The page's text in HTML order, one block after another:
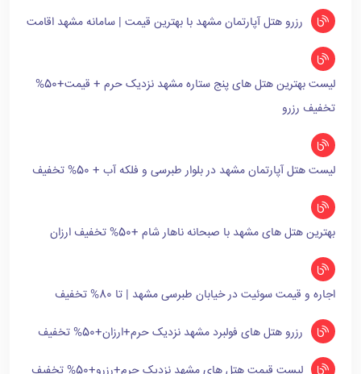
رزرو هتل آپارتمان مشهد با بهترین قیمت | سامانه مشهد اقامت
لیست بهترین هتل های پنج ستاره مشهد نزدیک حرم + قیمت+50%
تخفیف رزرو
لیست هتل آپارتمان مشهد در بلوار طبرسی و فلکه آب + 50% تخفیف
بهترین هتل های مشهد با صبحانه ناهار شام +50% تخفیف ارزان
اجاره و قیمت سوئیت در خیابان طبرسی مشهد | تا 80% تخفیف
رزرو هتل های فولبرد مشهد نزدیک حرم+ارزان+50% تخفیف